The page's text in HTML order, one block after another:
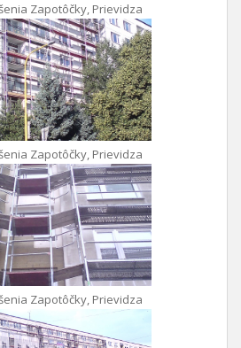
Zapotôčky, Prievidza
Zapotôčky, Prievidza
Zapotôčky, Prievidza